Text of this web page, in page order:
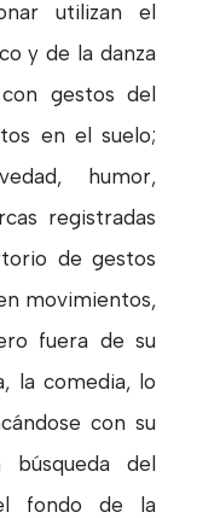
utilizan el
y de la danza
gestos del
en el suelo;
humor,
registradas
de gestos
movimientos,
fuera de su
la comedia, lo
con su
del
fondo de la